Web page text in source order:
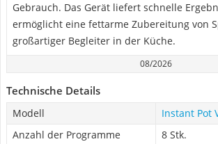
Gebrauch. Das Gerät liefert schnelle
ermöglicht eine fettarme Zubereitung von
großartiger Begleiter in der Küche.
08/2026
Technische Details
Modell
Instant Pot
Anzahl der Programme
8 Stk.